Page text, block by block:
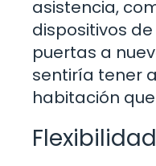
asistencia,
dispositivos
puertas a
sentiría tener
habitación